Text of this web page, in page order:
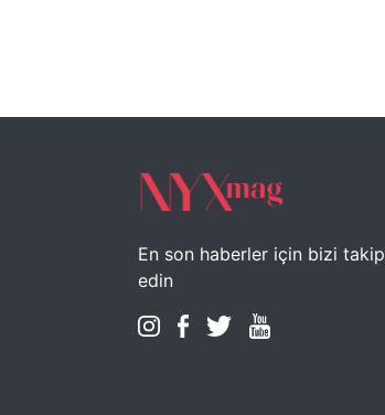
En son haberler için bizi takip
edin